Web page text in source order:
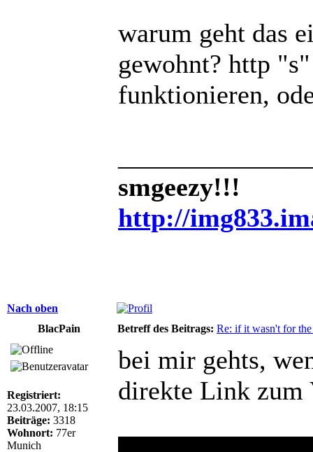
warum geht das
gewohnt? http
funktionieren,
smgeezy!!!
http://
Nach oben
BlacPain
Betreff des Beitrags: Re: if it wasn't for
Registriert:
23.03.2007, 18:15
Beiträge: 3318
Wohnort: 77er
Munich
bei mir gehts,
direkte Link zum